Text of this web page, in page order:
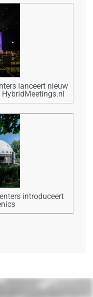
lanceert nieuw
HybridMeetings.nl
introduceert